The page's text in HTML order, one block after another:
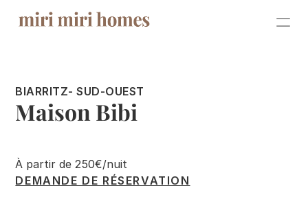
À PROPOS
BIARRITZ- SUD-OUEST
Maison Bibi
À partir de 250€/nuit
DEMANDE DE RÉSERVATION